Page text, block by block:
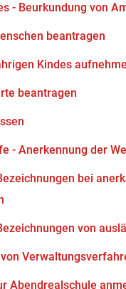
- Beurkundung von
beantragen
Kindes
beantragen
- Anerkennung der
bei
von
Abendrealschule